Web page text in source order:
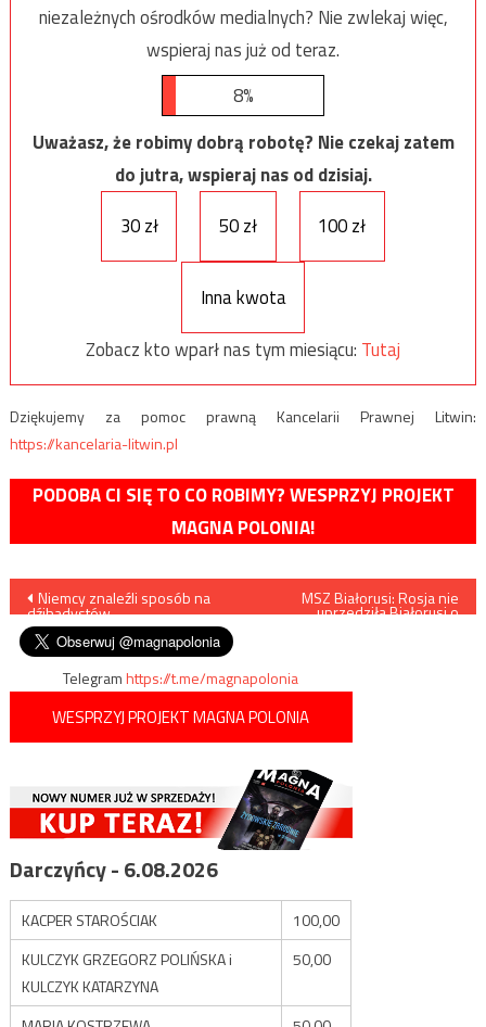
niezależnych ośrodków medialnych? Nie zwlekaj więc,
wspieraj nas już od teraz.
8%
Uważasz, że robimy dobrą robotę? Nie czekaj zatem
do jutra, wspieraj nas od dzisiaj.
30 zł
50 zł 100 zł
Inna kwota
Zobacz kto wparł nas tym miesiącu: Tutaj
Dziękujemy za pomoc prawną Kancelarii Prawnej Litwin:
https://kancelaria-litwin.pl
PODOBA CI SIĘ TO CO ROBIMY? WESPRZYJ PROJEKT
MAGNA POLONIA!
Nawigacja
wpisu
Niemcy znaleźli sposób na
dźihadystów
MSZ Białorusi: Rosja nie
uprzedziła Białorusi o
Telegramhttps://t.me/magnapolonia
WESPRZYJ PROJEKT MAGNA POLONIA
Darczyńcy - 6.08.2026
KACPER STAROŚCIAK
100,00
KULCZYK GRZEGORZ POLIŃSKA i
KULCZYK KATARZYNA
50,00